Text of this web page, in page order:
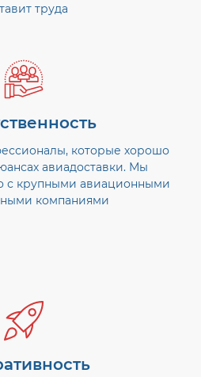
труда
которые хорошо
авиадоставки. Мы
с крупными авиационными
компаниями